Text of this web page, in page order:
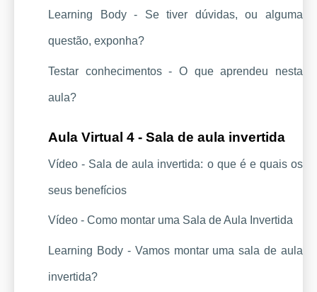
Learning Body - Se tiver dúvidas, ou alguma
questão, exponha?
Testar conhecimentos - O que aprendeu nesta
aula?
Aula Virtual 4 - Sala de aula invertida
Vídeo - Sala de aula invertida: o que é e quais os
seus benefícios
Vídeo - Como montar uma Sala de Aula Invertida
Learning Body - Vamos montar uma sala de aula
invertida?